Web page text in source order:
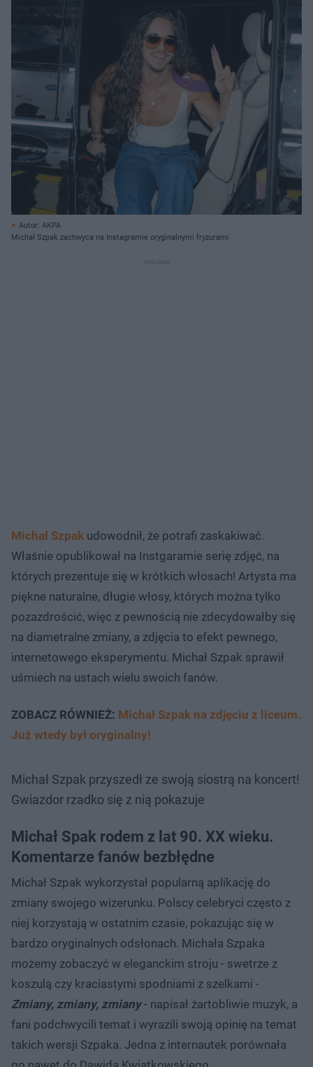
Autor: AKPA
Michał Szpak zachwyca na Instagramie oryginalnymi fryzurami
Michał Szpak udowodnił, że potrafi zaskakiwać.
Właśnie opublikował na Instgaramie serię zdjęć, na
których prezentuje się w krótkich włosach! Artysta ma
piękne naturalne, długie włosy, których można tylko
pozazdrościć, więc z pewnością nie zdecydowałby się
na diametralne zmiany, a zdjęcia to efekt pewnego,
internetowego eksperymentu. Michał Szpak sprawił
uśmiech na ustach wielu swoich fanów.
ZOBACZ RÓWNIEŻ: Michał Szpak na zdjęciu z liceum.
Już wtedy był oryginalny!
Michał Szpak przyszedł ze swoją siostrą na koncert!
Gwiazdor rzadko się z nią pokazuje
Michał Spak rodem z lat 90. XX wieku.
Komentarze fanów bezbłędne
Michał Szpak wykorzystał popularną aplikację do
zmiany swojego wizerunku. Polscy celebryci często z
niej korzystają w ostatnim czasie, pokazując się w
bardzo oryginalnych odsłonach. Michała Szpaka
możemy zobaczyć w eleganckim stroju - swetrze z
koszulą czy kraciastymi spodniami z szelkami -
Zmiany, zmiany, zmiany- napisał żartobliwie muzyk, a
fani podchwycili temat i wyrazili swoją opinię na temat
takich wersji Szpaka. Jedna z internautek porównała